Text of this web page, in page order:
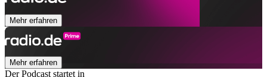
Mehr erfahren
Mehr erfahren
Der Podcast startet in